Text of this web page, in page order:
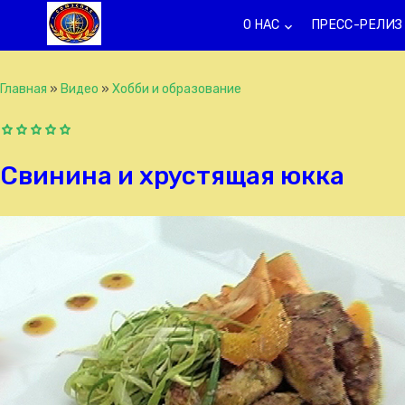
О НАС keyboard_arrow_down ПРЕСС-РЕЛИЗ
Главная » Видео » Хобби и образование
Свинина и хрустящая юкка